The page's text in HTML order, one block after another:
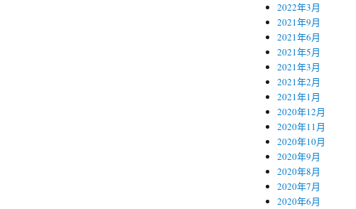
2022年3月
2021年9月
2021年6月
2021年5月
2021年3月
2021年2月
2021年1月
2020年12月
2020年11月
2020年10月
2020年9月
2020年8月
2020年7月
2020年6月